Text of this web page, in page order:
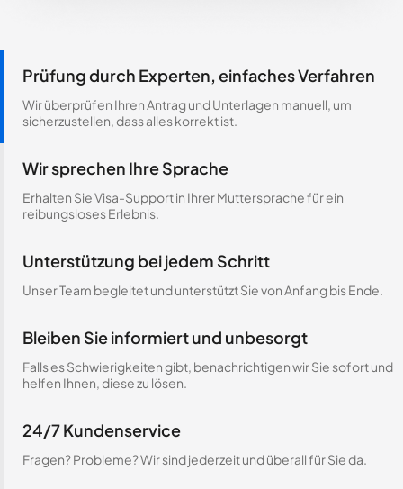
Prüfung durch Experten, einfaches Verfahren
Wir überprüfen Ihren Antrag und Unterlagen manuell, um
sicherzustellen, dass alles korrekt ist.
Wir sprechen Ihre Sprache
Erhalten Sie Visa-Support in Ihrer Muttersprache für ein
reibungsloses Erlebnis.
Unterstützung bei jedem Schritt
Unser Team begleitet und unterstützt Sie von Anfang bis Ende.
Bleiben Sie informiert und unbesorgt
Falls es Schwierigkeiten gibt, benachrichtigen wir Sie sofort und
helfen Ihnen, diese zu lösen.
24/7 Kundenservice
Fragen? Probleme? Wir sind jederzeit und überall für Sie da.